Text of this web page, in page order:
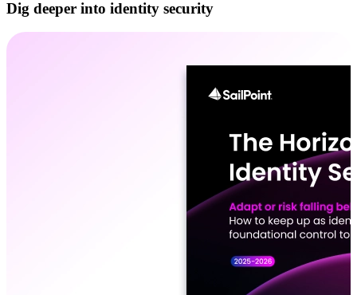
Dig deeper into identity security